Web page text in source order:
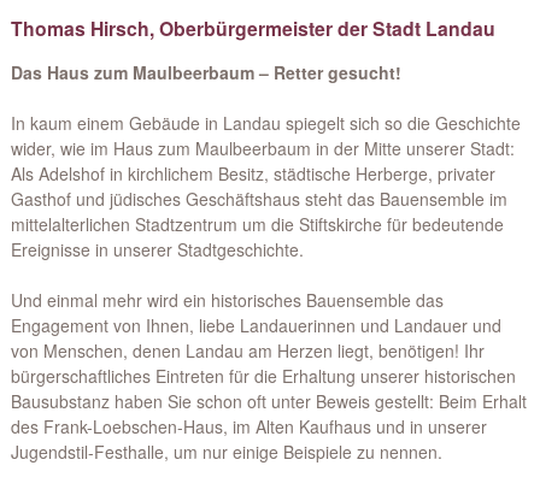
Thomas Hirsch, Oberbürgermeister der Stadt Landau
Das Haus zum Maulbeerbaum – Retter gesucht!
In kaum einem Gebäude in Landau spiegelt sich so die Geschichte
wider, wie im Haus zum Maulbeerbaum in der Mitte unserer Stadt:
Als Adelshof in kirchlichem Besitz, städtische Herberge, privater
Gasthof und jüdisches Geschäftshaus steht das Bauensemble im
mittelalterlichen Stadtzentrum um die Stiftskirche für bedeutende
Ereignisse in unserer Stadtgeschichte.
Und einmal mehr wird ein historisches Bauensemble das
Engagement von Ihnen, liebe Landauerinnen und Landauer und
von Menschen, denen Landau am Herzen liegt, benötigen! Ihr
bürgerschaftliches Eintreten für die Erhaltung unserer historischen
Bausubstanz haben Sie schon oft unter Beweis gestellt: Beim Erhalt
des Frank-Loebschen-Haus, im Alten Kaufhaus und in unserer
Jugendstil-Festhalle, um nur einige Beispiele zu nennen.